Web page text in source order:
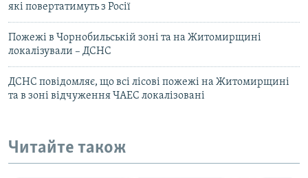
які повертатимуть з Росії
Пожежі в Чорнобильській зоні та на Житомирщині
локалізували – ДСНС
ДСНС повідомляє, що всі лісові пожежі на Житомирщині
та в зоні відчуження ЧАЕС локалізовані
Читайте також